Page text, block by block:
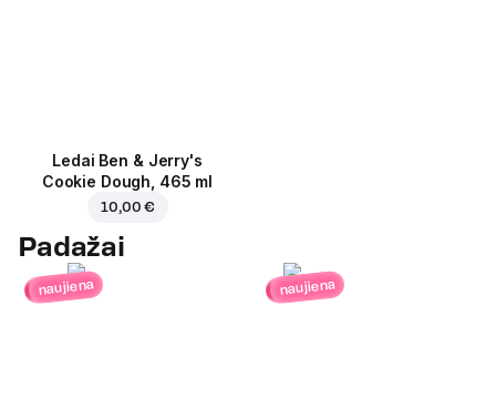
Ledai Ben & Jerry's
Cookie Dough, 465 ml
10,00 €
Padažai
naujiena naujiena